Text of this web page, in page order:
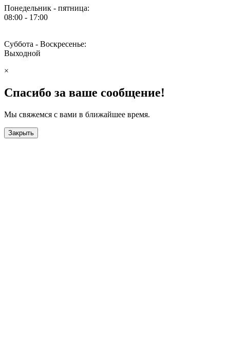
Понедельник - пятница:
08:00 - 17:00
Суббота - Воскресенье:
Выходной
×
Спасибо за ваше сообщение!
Мы свяжемся с вами в ближайшее время.
Закрыть